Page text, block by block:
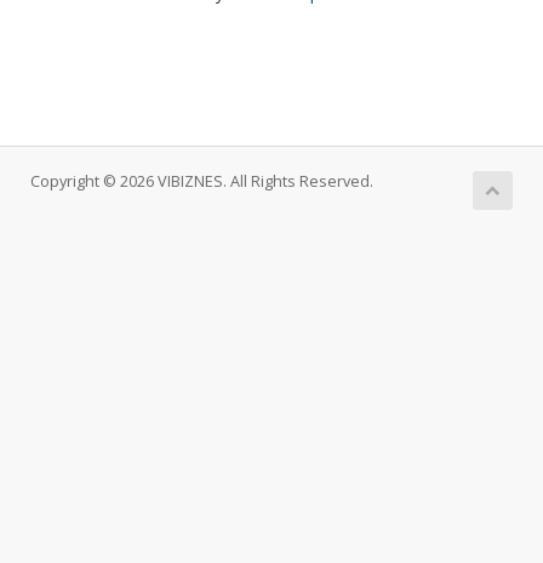
Copyright © 2026 VIBIZNES. All Rights Reserved.